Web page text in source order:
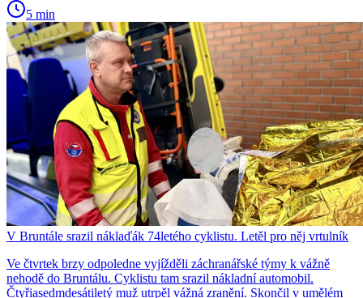
5 min
V Bruntále srazil náklaďák 74letého cyklistu. Letěl pro něj vrtulník
Ve čtvrtek brzy odpoledne vyjížděli záchranářské týmy k vážně
nehodě do Bruntálu. Cyklistu tam srazil nákladní automobil.
Čtyřiasedmdesátiletý muž utrpěl vážná zranění. Skončil v umělém